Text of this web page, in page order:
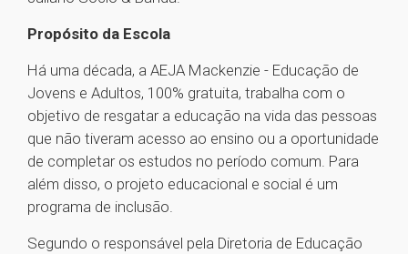
Propósito da Escola
Há uma década, a AEJA Mackenzie - Educação de
Jovens e Adultos, 100% gratuita, trabalha com o
objetivo de resgatar a educação na vida das pessoas
que não tiveram acesso ao ensino ou a oportunidade
de completar os estudos no período comum. Para
além disso, o projeto educacional e social é um
programa de inclusão.
Segundo o responsável pela Diretoria de Educação